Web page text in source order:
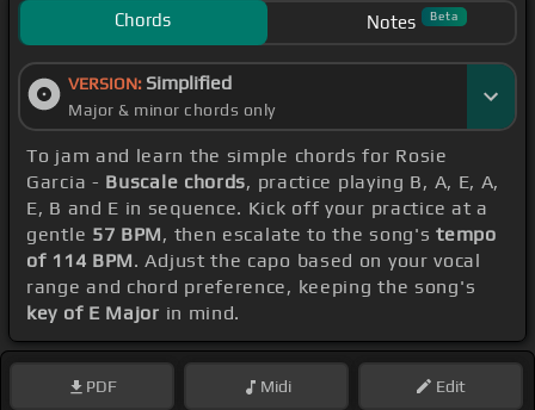
Chords Notes Beta
VERSION: Simplified
Major & minor chords only
To jam and learn the simple chords for Rosie
Garcia - Buscale chords, practice playing B, A, E, A,
E, B and E in sequence. Kick off your practice at a
gentle 57 BPM, then escalate to the song'stempo
of 114 BPM. Adjust the capo based on your vocal
range and chord preference, keeping the song's
key of E Major in mind.
PDF Midi Edit